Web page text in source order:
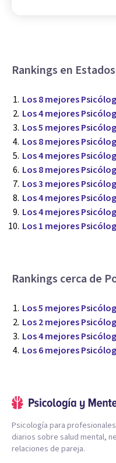
Rankings en
Los 8 mejores
Los 4 mejores
Los 5 mejores
Los 8 mejores
Los 4 mejores
Los 8 mejores
Los 3 mejores
Los 4 mejores
Los 4 mejores
Los 1 mejores
Rankings cerca de
Los 5 mejores
Los 2 mejores
Los 4 mejores
Los 6 mejores
Psicología para
diarios sobre salud mental,
relaciones de pareja.